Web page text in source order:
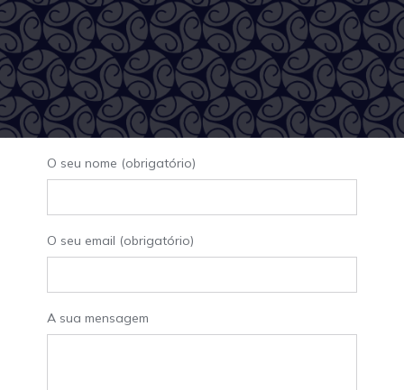
O seu nome (obrigatório)
O seu email (obrigatório)
A sua mensagem